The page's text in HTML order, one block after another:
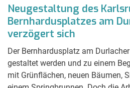
Neugestaltung des
Bernhardusplatzes am
verzögert sich
Der Bernhardusplatz am
gestaltet werden und zu einem
mit Grünflächen, neuen Bäumen,